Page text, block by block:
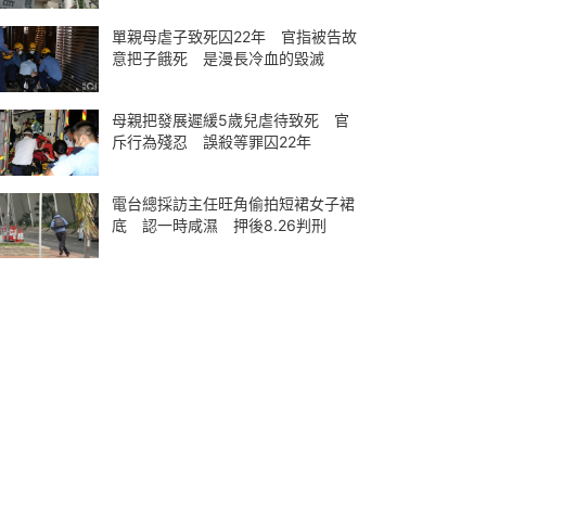
單親母虐子致死囚22年 官指被告故
意把子餓死 是漫長冷血的毀滅
母親把發展遲緩5歲兒虐待致死 官
斥行為殘忍 誤殺等罪囚22年
電台總採訪主任旺角偷拍短裙女子裙
底 認一時咸濕 押後8.26判刑